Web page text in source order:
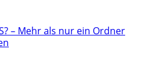
– Mehr als nur ein Ordner